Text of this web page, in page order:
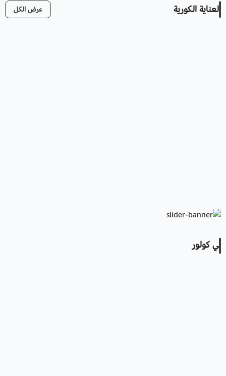
العناية الكورية عرض الكل
بي كولور